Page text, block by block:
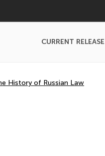
CURRENT RELEASE
History of Russian Law